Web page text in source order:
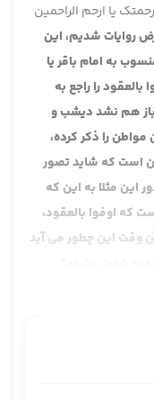
یا ارحم الراحمین
روایات شدیم، این
به امام باقر یا
را راجع به
هم نشد دیشب و
را ذکر کرده،
است که شاید تصور
این مثلا به این که
که اوفوا بالعقود،
وقت این چطور می آید
و این ناظر به آن باشد
اوفوا بالعقود ناظر به